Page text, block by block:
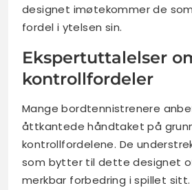
designet imøtekommer de
fordel i ytelsen sin.
Ekspertuttalelser
kontrollfordeler
Mange bordtennistrenere
åttkantede håndtaket på
kontrollfordelene. De
som bytter til dette designet
merkbar forbedring i spillet sitt.